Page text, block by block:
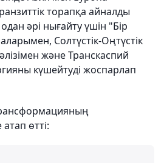
торапқа айналды
әрі нығайту үшін "Бір
Солтүстік-Оңтүстік
және Транскаспий
күшейтуді жоспарлап
өтті: